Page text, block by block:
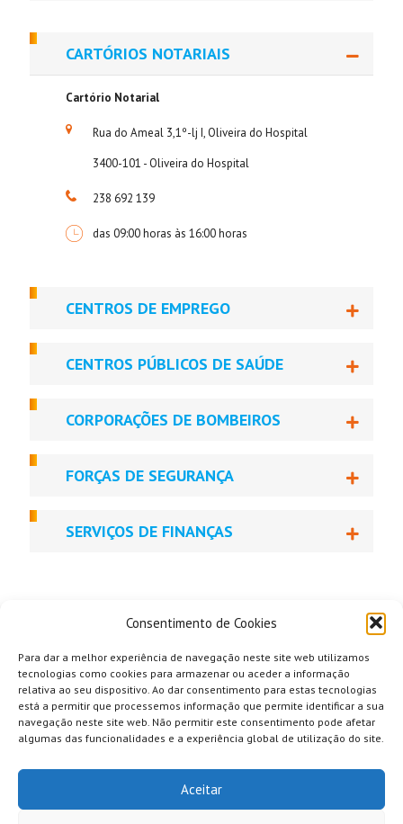
Consentimento de Cookies
Para dar a melhor experiência de navegação neste site web utilizamos
tecnologias como cookies para armazenar ou aceder a informação
relativa ao seu dispositivo. Ao dar consentimento para estas tecnologias
está a permitir que processemos informação que permite identificar a sua
navegação neste site web. Não permitir este consentimento pode afetar
algumas das funcionalidades e a experiência global de utilização do site.
Aceitar
CARTÓRIOS NOTARIAIS
Cartório Notarial
Rua do Ameal 3,1º-lj I, Oliveira do Hospital
3400-101 - Oliveira do Hospital
238 692 139
das 09:00 horas às 16:00 horas
CENTROS DE EMPREGO
CENTROS PÚBLICOS DE SAÚDE
CORPORAÇÕES DE BOMBEIROS
FORÇAS DE SEGURANÇA
SERVIÇOS DE FINANÇAS